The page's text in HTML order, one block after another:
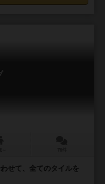
せて、全てのタイルを